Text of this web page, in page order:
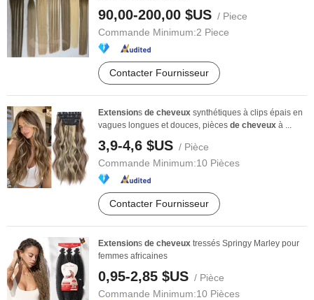
90,00-200,00 $US / Piece
Commande Minimum:2 Piece
Contacter Fournisseur
Extensions de cheveux synthétiques à clips épais en
vagues longues et douces, pièces de cheveux à ...
3,9-4,6 $US / Pièce
Commande Minimum:10 Pièces
Contacter Fournisseur
Extensions de cheveux tressés Springy Marley pour
femmes africaines
0,95-2,85 $US / Pièce
Commande Minimum:10 Pièces